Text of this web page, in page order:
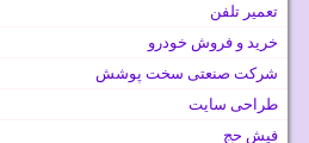
تعمیر تلفن
خرید و فروش خودرو
شرکت صنعتی سخت پوشش
طراحی سایت
فیش حج